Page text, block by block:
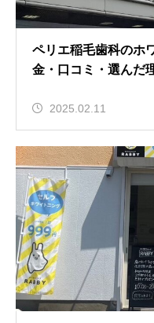
ペリエ稲毛歯科のホ
金・口コミ・選んだ
2025.02.11